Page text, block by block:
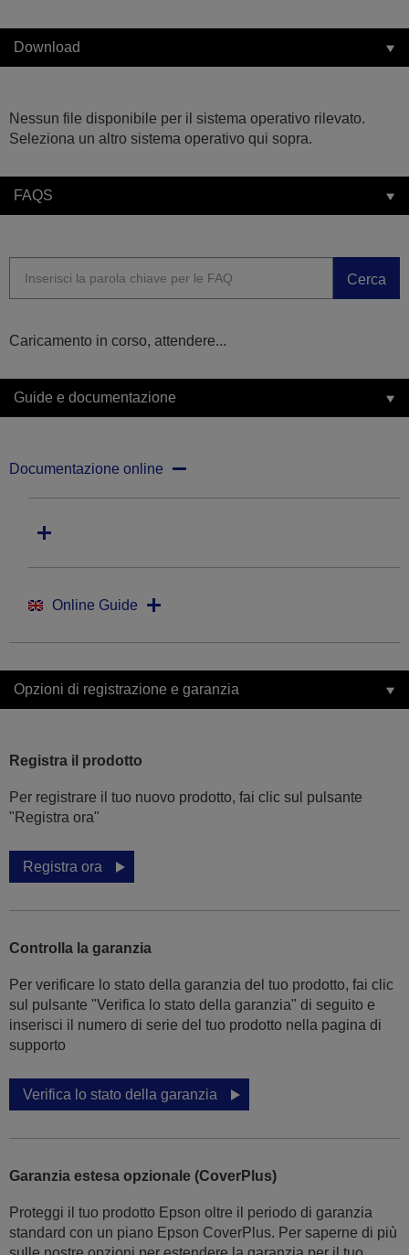
Download
Nessun file disponibile per il sistema operativo rilevato.
Seleziona un altro sistema operativo qui sopra.
FAQS
Cerca
Caricamento in corso, attendere...
Guide e documentazione
Documentazione online
Online Guide
Opzioni di registrazione e garanzia
Registra il prodotto
Per registrare il tuo nuovo prodotto, fai clic sul pulsante
"Registra ora"
Registra ora
Controlla la garanzia
Per verificare lo stato della garanzia del tuo prodotto, fai clic
sul pulsante "Verifica lo stato della garanzia" di seguito e
inserisci il numero di serie del tuo prodotto nella pagina di
supporto
Verifica lo stato della garanzia
Garanzia estesa opzionale (CoverPlus)
Proteggi il tuo prodotto Epson oltre il periodo di garanzia
standard con un piano Epson CoverPlus. Per saperne di più